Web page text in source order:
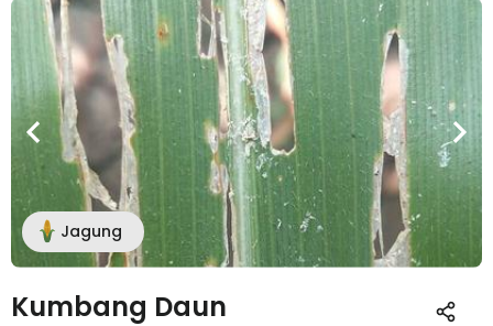
Jagung
Kumbang Daun